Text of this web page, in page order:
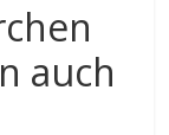
auch